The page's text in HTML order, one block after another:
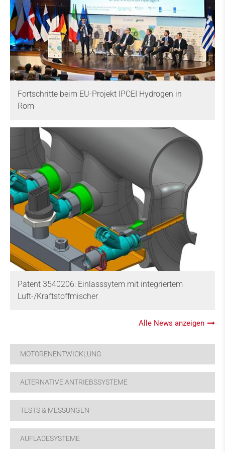
MOTORENENTWICKLUNG
ALTERNATIVE ANTRIEBSSYSTEME
TESTS & MESSUNGEN
AUFLADESYSTEME
Fortschritte beim EU-Projekt IPCEI Hydrogen in
Rom
Patent 3540206: Einlasssytem mit integriertem
Luft-/Kraftstoffmischer
Alle News anzeigen